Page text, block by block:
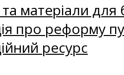
матеріали для
про реформу
ресурс